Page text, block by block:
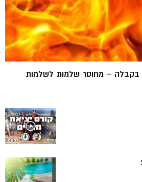
בקבלה – מחוסר שלמות לשלמות